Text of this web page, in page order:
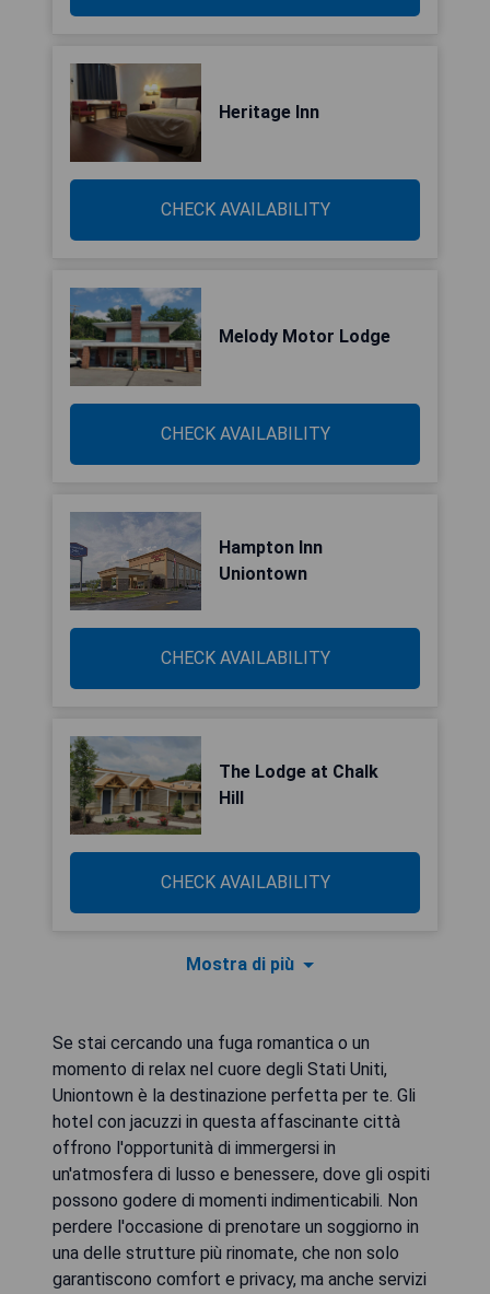
Heritage Inn
CHECK AVAILABILITY
Melody Motor Lodge
CHECK AVAILABILITY
Hampton Inn
Uniontown
CHECK AVAILABILITY
The Lodge at Chalk
Hill
CHECK AVAILABILITY
Mostra di più
Se stai cercando una fuga romantica o un
momento di relax nel cuore degli Stati Uniti,
Uniontown è la destinazione perfetta per te. Gli
hotel con jacuzzi in questa affascinante città
offrono l'opportunità di immergersi in
un'atmosfera di lusso e benessere, dove gli ospiti
possono godere di momenti indimenticabili. Non
perdere l'occasione di prenotare un soggiorno in
una delle strutture più rinomate, che non solo
garantiscono comfort e privacy, ma anche servizi